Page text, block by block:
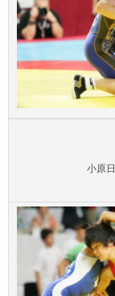
小原